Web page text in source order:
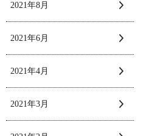
2021年8月
2021年6月
2021年4月
2021年3月